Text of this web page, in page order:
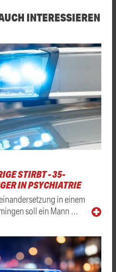
INTERESSIEREN
STIRBT - 35-
IN PSYCHIATRIE
in einem
soll ein Mann …